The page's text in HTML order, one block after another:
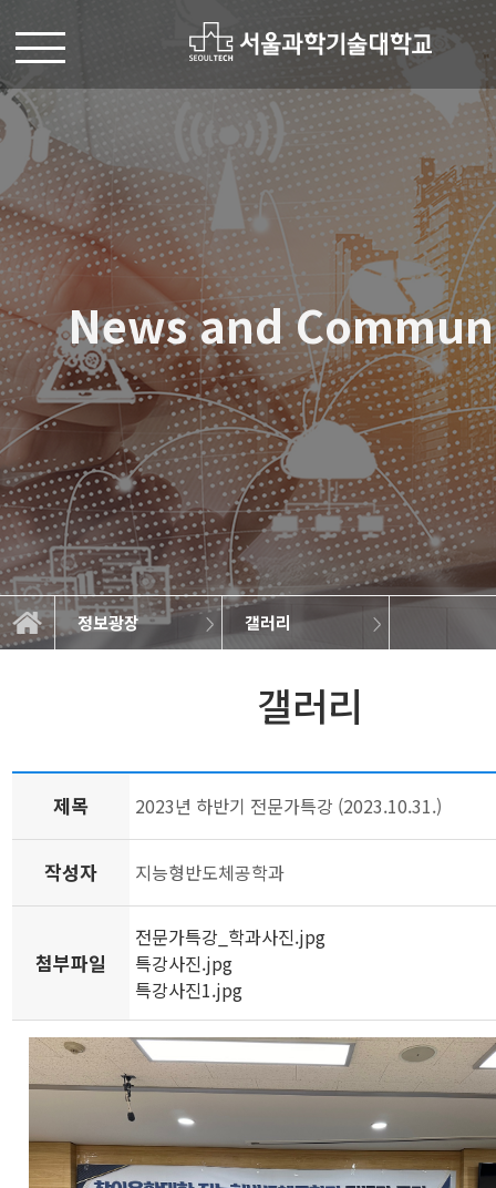
News and
정보광장 갤러리
전공소개
학과소개
학사정보
대학원
정보광장
공지사항
학과규정
갤러리
학생게시판
학과소식
갤러리
제목 2023년 하반기 전문가특강 (2023.10.31.)
작성자 지능형반도체공학과
첨부파일
전문가특강_학과사진.jpg
특강사진.jpg
특강사진1.jpg